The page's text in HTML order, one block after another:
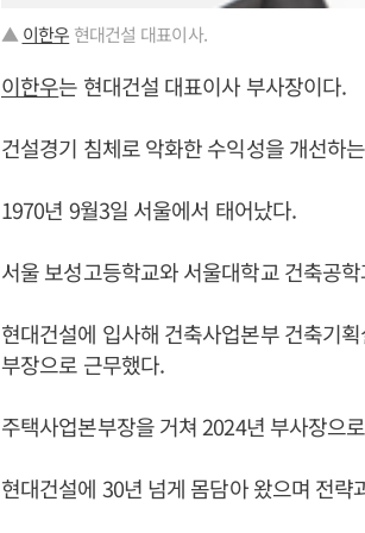
▲ 이한우 현대건설 대표이사.
이한우는 현대건설 대표이사 부사장이다.
건설경기 침체로 악화한 수익성을 개선하
1970년 9월3일 서울에서 태어났다.
서울 보성고등학교와 서울대학교 건축공
현대건설에 입사해 건축사업본부 건축기
부장으로 근무했다.
주택사업본부장을 거쳐 2024년 부사장으
현대건설에 30년 넘게 몸담아 왔으며 전